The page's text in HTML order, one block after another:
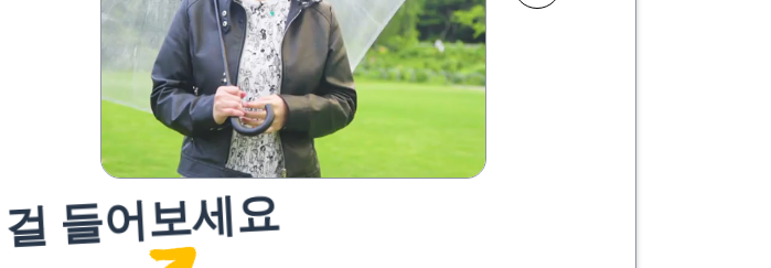
들어보세요